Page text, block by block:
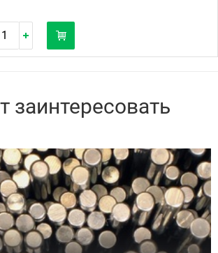
заинтересовать